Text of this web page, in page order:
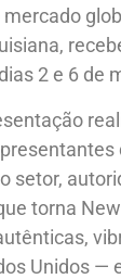
2 e 6 de
setor,
torna
Unidos —